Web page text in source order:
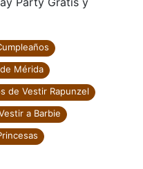
Mérida
de Vestir Rapunzel
a Barbie